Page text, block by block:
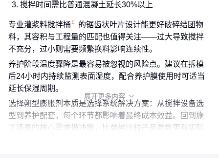
搅拌时间需比普通混凝土延长30%以上
专业灌浆料搅拌桶
的锯齿状叶片设计能更好破碎结团物
料，其容积与工程量的匹配也值得关注——过大导致搅拌
不充分，过小则需要频繁换料影响连续性。
养护阶段温度骤降是最容易被忽视的风险点。建议在拆模
后24小时内持续监测表面湿度，配合养护膜使用时可适当
延长保湿周期。
选择朔型膨胀剂本质是选择系统解决方案：从搅拌设备选
型到养护配套，每个环节都影响着最终成本效益。回到施
工场景的核心需求做决策，比单纯比较产品参数更有实际
展开更多内容 